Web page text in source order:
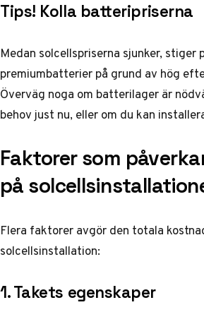
Tips! Kolla batteripriserna
Medan solcellspriserna sjunker, stiger
premiumbatterier på grund av hög
Överväg noga om batterilager är
behov just nu, eller om du kan
Faktorer som
på
Flera faktorer avgör den totala
solcellsinstallation:
1. Takets egenskaper